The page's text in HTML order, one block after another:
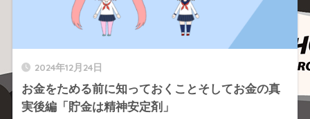
2024年12月24日
お金をためる前に知っておくことそしてお金の真
実後編「貯金は精神安定剤」